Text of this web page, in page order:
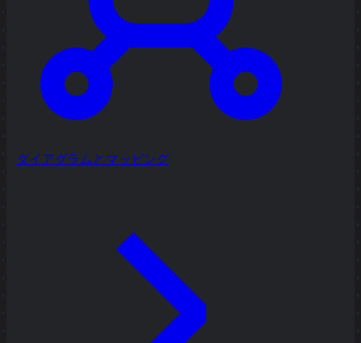
ダイアグラムとマッピング